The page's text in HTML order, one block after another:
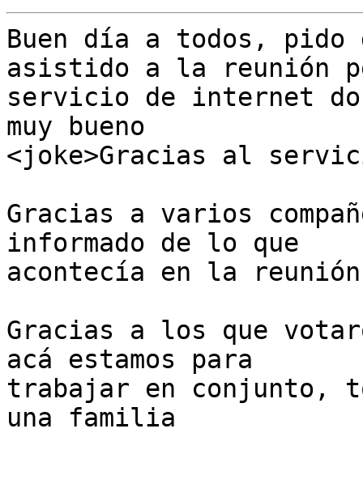
Buen día a todos, pido
asistido a la reunión
servicio de internet
muy bueno
<joke>Gracias al
Gracias a varios
informado de lo que
acontecía en la
Gracias a los que
acá estamos para
trabajar en conjunto,
una familia